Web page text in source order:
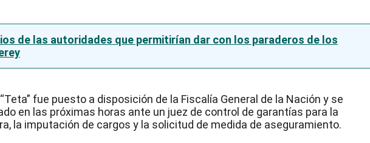
de las autoridades que permitirían dar con los paraderos de los
fue puesto a disposición de la Fiscalía General de la Nación y se
en las próximas horas ante un juez de control de garantías para la
la imputación de cargos y la solicitud de medida de aseguramiento.